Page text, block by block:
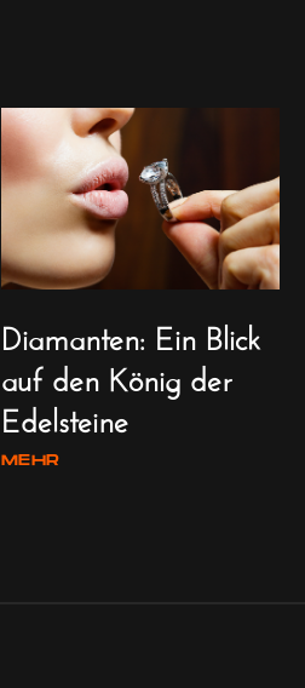
Diamanten: Ein Blick
auf den König der
Edelsteine
MEHR